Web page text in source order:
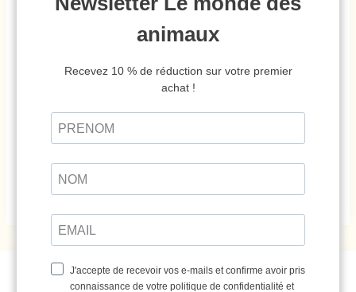
Photo : Oregon State
University/Wikicommons
Ces articles pourraient vous intéresser